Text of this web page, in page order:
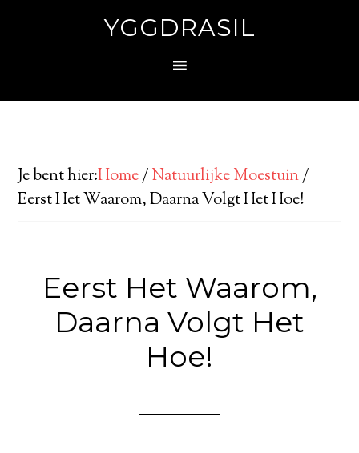
YGGDRASIL
Je bent hier:Home/Natuurlijke Moestuin/
Eerst Het Waarom, Daarna Volgt Het Hoe!
Eerst Het Waarom,
Daarna Volgt Het
Hoe!